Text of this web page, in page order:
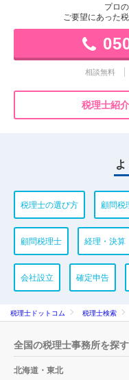
プロ
ご要望にあった
相談無料
税理士紹
税理士の選び方 顧問税
顧問税理士 経理・決算
会社設立 確定申告
税理士ドットコム 税理士検索
全国の税理士事務所を探す
北海道・東北